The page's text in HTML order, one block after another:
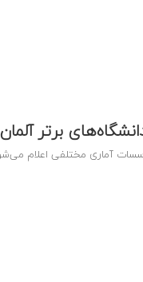
برتر آلمان
آماری مختلفی اعلام